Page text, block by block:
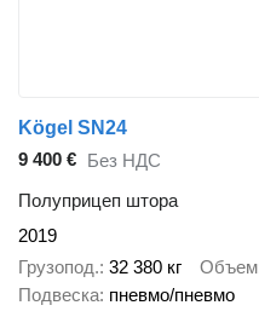
Kögel SN24
9 400 € Без НДС
Полуприцеп штора
2019
Грузопод. 32 380 кг Объем
Подвеска пневмо/пневмо